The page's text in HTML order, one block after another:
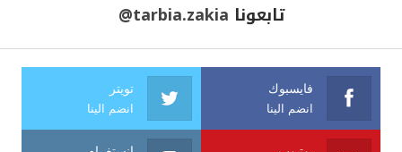
تابعونا @tarbia.zakia
فايسبوك
انضم الينا
تويتر
انضم الينا